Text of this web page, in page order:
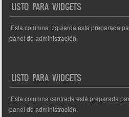
LISTO PARA WIDGETS
¡Esta columna izquierda está preparada
panel de administración.
LISTO PARA WIDGETS
¡Esta columna centrada está preparada
panel de administración.